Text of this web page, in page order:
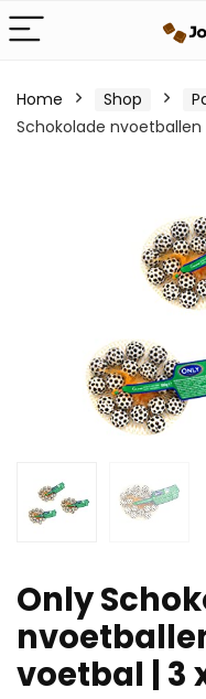
Home Shop
Schokolade
Only
voetbal | 3